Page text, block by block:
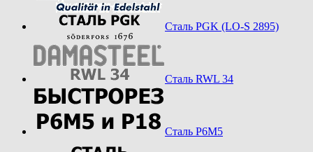
Сталь PGK (LO-S 2895)
Сталь RWL 34
Сталь Р6М5